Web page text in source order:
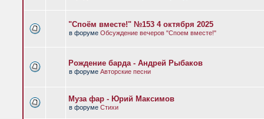
"Споём вместе!" №153 4 октября 2025
в форуме Обсуждение вечеров "Споем вместе!"
Рождение барда - Андрей Рыбаков
в форуме Авторские песни
Муза фар - Юрий Максимов
в форуме Стихи